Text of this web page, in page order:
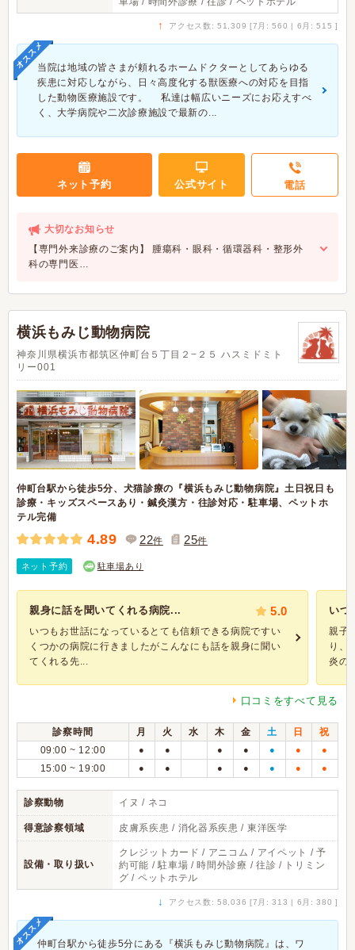
↑ アクセス数: 51,309 [7月: 560 | 6月: 515 ]
オススメ当院は地域の皆さまが頼れるホームドクターとしてあらゆる
疾患に対応しながら、日々高度化する獣医療への対応を目指
した動物医療施設です。 私達は幅広いニーズにお応えすべ
く、大学病院や二次診療施設で最新の...
ネット予約 公式サイト 電話
大切なお知らせ
【専門外来診療のご案内】 腫瘍科・眼科・循環器科・整形外
科の専門医…
横浜もみじ動物病院
神奈川県横浜市都筑区仲町台５丁目２−２５ ハスミドミト
リー001
仲町台駅から徒歩5分、犬猫診療の『横浜もみじ動物病院』土日祝日も
診療・キッズスペースあり・鍼灸漢方・往診対応・駐車場、ペットホ
テル完備
4.89 22件 25件
ネット予約 駐車場あり
親身に話を聞いてくれる病院... 5.0
いつもお世話になっているとても信頼できる病院ですい
くつかの病院に行きましたがこんなにも話を親身に聞い
てくれる先...
いつ
親子
り、
炎の
口コミをすべて見る
診察時間 月 火 水 木 金 土 日
祝
09:00 ~ 12:00
● ● ● ● ● ● ●
15:00 ~ 19:00 ● ● ● ● ● ● ●
診察動物 イヌ / ネコ
得意診察領域 皮膚系疾患 / 消化器系疾患 / 東洋医学
設備・取り扱い
クレジットカード / アニコム / アイペット / 予
約可能 / 駐車場 / 時間外診療 / 往診 / トリミン
グ / ペットホテル
↓ アクセス数: 58,036 [7月: 313 | 6月: 380 ]
オススメ仲町台駅から徒歩5分にある『横浜もみじ動物病院』は、ワ